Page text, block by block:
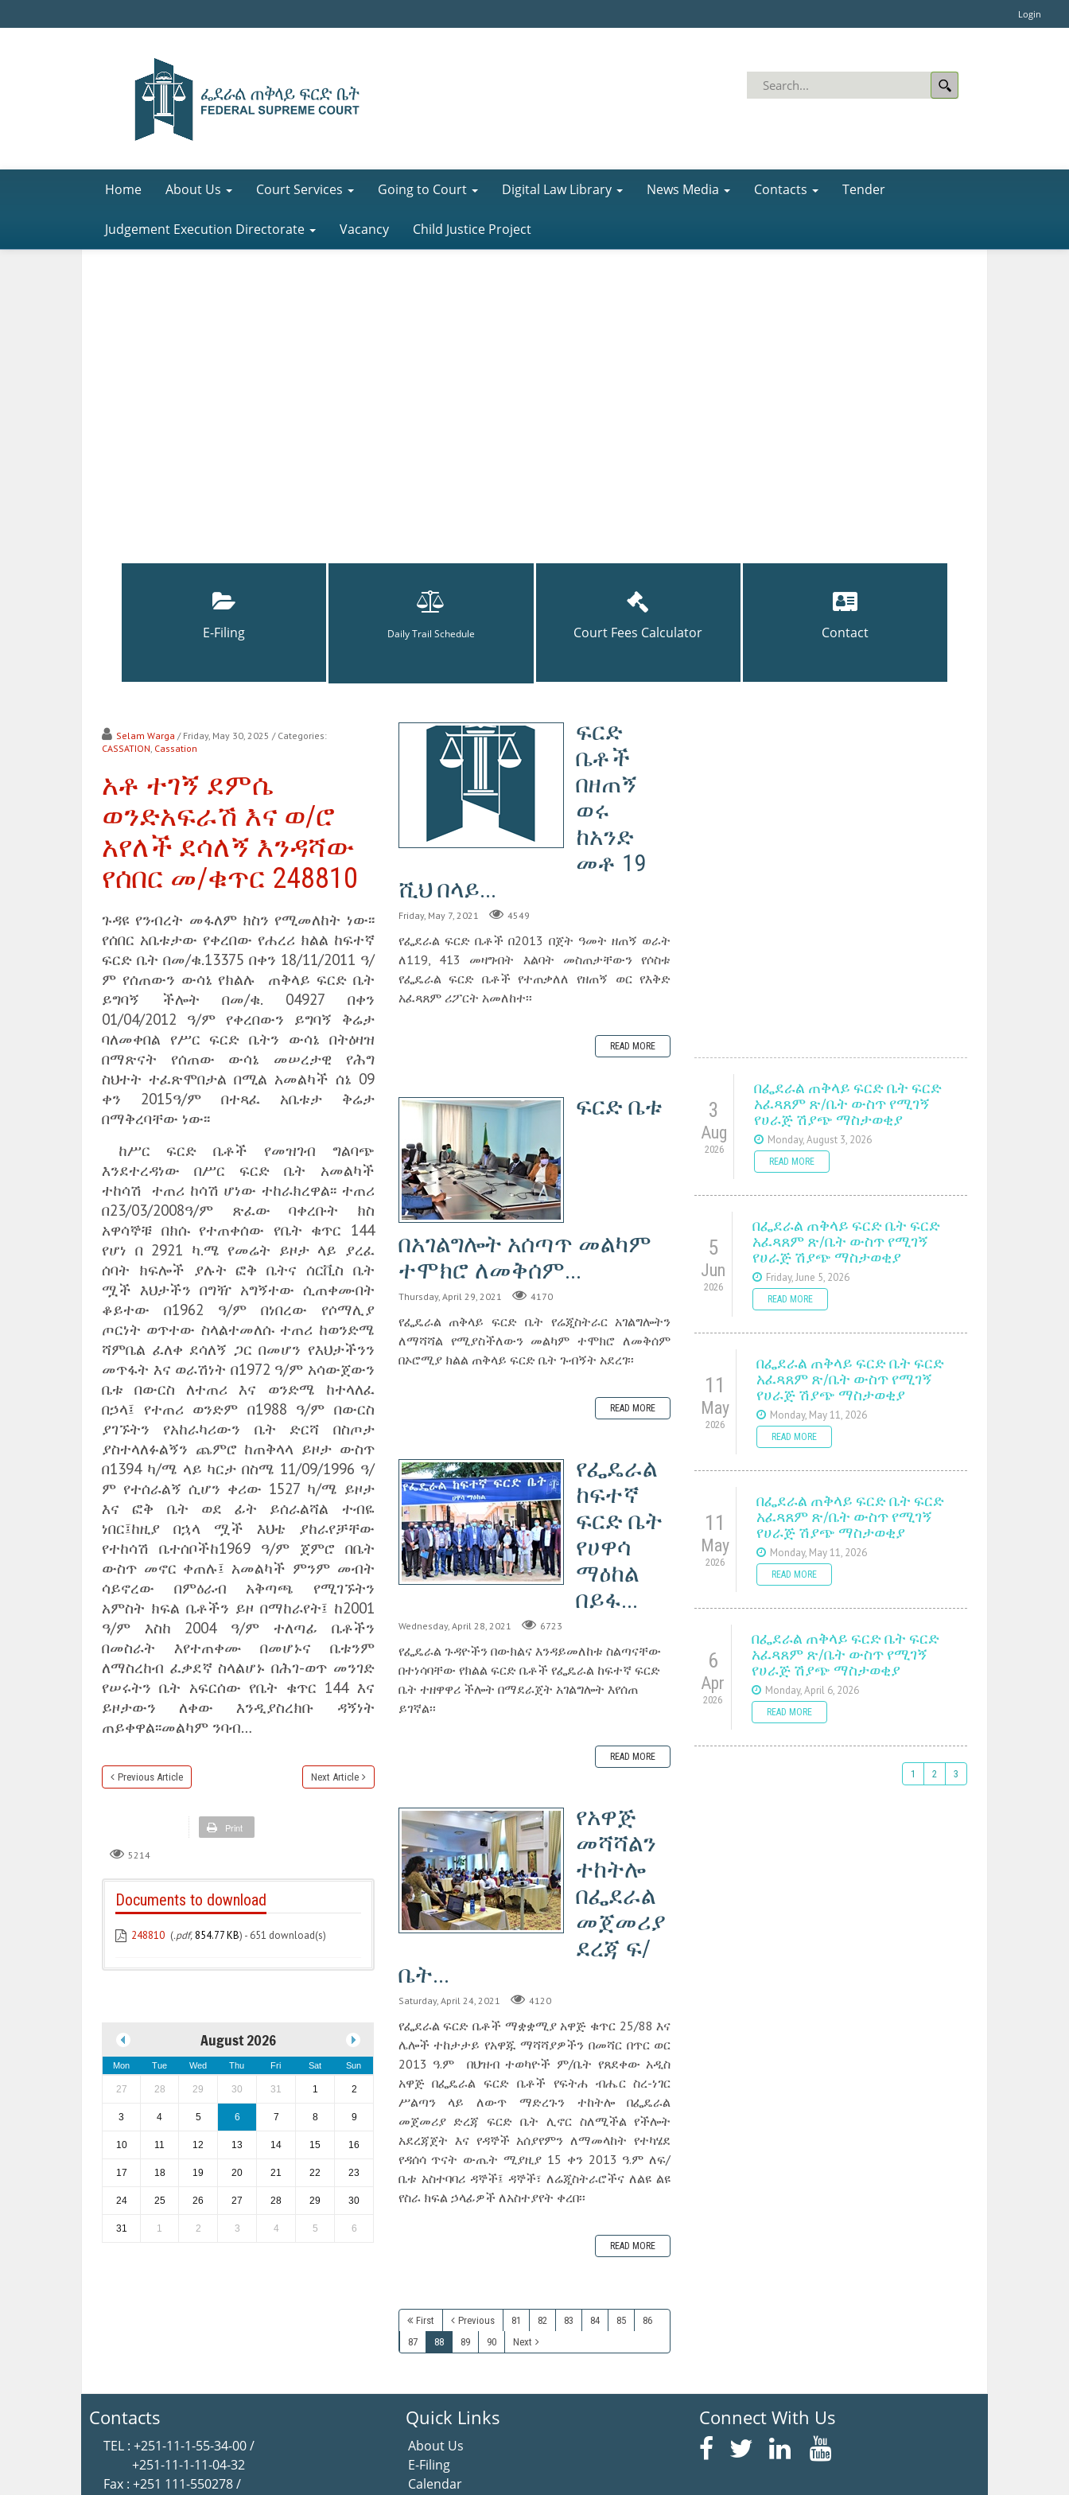
Login
Home About Us Court Services Going to Court Digital Law Library News Media Contacts Tender
Judgement Execution Directorate Vacancy Child Justice Project
E-Filing Daily Trail Schedule Court Fees Calculator Contact
Selam Warga / Friday, May 30, 2025 / Categories:
CASSATION, Cassation
አቶ ተገኝ ደምሴ
ወንድአፍራሽ እና ወ/ሮ
አየለች ደሳለኝ እንዳሻው
የሰበር መ/ቁጥር 248810
ጉዳዩ የንብረት መፋለም ክስን የሚመለከት ነው፡፡
የሰበር አቤቱታው የቀረበው የሐረሪ ክልል ከፍተኛ
ፍርድ ቤት በመ/ቁ.13375 በቀን 18/11/2011 ዓ/
ም የሰጠውን ውሳኔ የክልሉ ጠቅላይ ፍርድ ቤት
ይግባኝ ችሎት በመ/ቁ. 04927 በቀን
01/04/2012 ዓ/ም የቀረበውን ይግባኝ ቅሬታ
ባለመቀበል የሥር ፍርድ ቤትን ውሳኔ በትዕዛዝ
በማጽናት የሰጠው ውሳኔ መሠረታዊ የሕግ
ስህተት ተፈጽሞበታል በሚል አመልካች ሰኔ 09
ቀን 2015ዓ/ም በተጻፈ አቤቱታ ቅሬታ
በማቅረባቸው ነው፡፡
ከሥር ፍርድ ቤቶች የመዝገብ ግልባጭ
እንደተረዳነው በሥር ፍርድ ቤት አመልካች
ተከሳሽ ተጠሪ ከሳሽ ሆነው ተከራክረዋል፡፡ ተጠሪ
በ23/03/2008ዓ/ም ጽፈው ባቀረቡት ክስ
አዋሳኞቹ በክሱ የተጠቀሰው የቤት ቁጥር 144
የሆነ በ 2921 ካ.ሜ የመሬት ይዞታ ላይ ያረፈ
ሰባት ክፍሎች ያሉት ፎቅ ቤትና ሰርቪስ ቤት
ሟች እህታችን በግዥ አግኝተው ሲጠቀሙበት
ቆይተው በ1962 ዓ/ም በነበረው የሶማሊያ
ጦርነት ወጥተው ስላልተመለሱ ተጠሪ ከወንድሜ
ሻምቤል ፈለቀ ደሳለኝ ጋር በመሆን የእህታችንን
መጥፋት እና ወራሽነት በ1972 ዓ/ም አሳውጀውን
ቤቱ በውርስ ለተጠሪ እና ወንድሜ ከተላለፈ
በኃላ፤ የተጠሪ ወንድም በ1988 ዓ/ም በውርስ
ያገኙትን የአከራካሪውን ቤት ድርሻ በስጦታ
ያስተላለፉልኝን ጨምሮ ከጠቅላላ ይዞታ ውስጥ
በ1394 ካ/ሜ ላይ ካርታ በስሜ 11/09/1996 ዓ/
ም የተሰራልኝ ሲሆን ቀሪው 1527 ካ/ሜ ይዞታ
እና ፎቅ ቤት ወደ ፊት ይሰራልሻል ተብዬ
ነበር፤ከዚያ በኋላ ሟች እህቴ ያከራየቻቸው
የተከሳሽ ቤተሰቦችከ1969 ዓ/ም ጀምሮ በቤት
ውስጥ መኖር ቀጠሉ፤ አመልካች ምንም መብት
ሳይኖረው በምዕራብ አቅጣጫ የሚገኙትን
አምስት ክፍል ቤቶችን ይዞ በማከራየት፤ ከ2001
ዓ/ም እስከ 2004 ዓ/ም ተለጣፊ ቤቶችን
በመስራት እየተጠቀሙ በመሆኑና ቤቱንም
ለማስረከብ ፈቃደኛ ስላልሆኑ በሕገ-ወጥ መንገድ
የሠሩትን ቤት አፍርሰው የቤት ቁጥር 144 እና
ይዞታውን ለቀው እንዲያስረክቡ ዳኝነት
ጠይቀዋል፡፡መልካም ንባብ…
Previous Article Next Article
Print
5214
Documents to download
248810 (.pdf, 854.77 KB) - 651 download(s)
August 2026
Mon Tue Wed Thu Fri Sat Sun
27 28 29 30 31 1 2
3 4 5 6 7 8 9
10 11 12 13 14 15 16
17 18 19 20 21 22 23
24 25 26 27 28 29 30
31 1 2 3 4 5 6
ፍርድ
ቤቶች
በዘጠኝ
ወሩ
ከአንድ
መቶ 19
ሺህ በላይ...
Friday, May 7, 2021 4549
የፌደራል ፍርድ ቤቶች በ2013 በጀት ዓመት ዘጠኝ ወራት
ለ119, 413 መዛግብት እልባት መስጠታቸውን የሶስቱ
የፌዴራል ፍርድ ቤቶች የተጠቃለለ የዘጠኝ ወር የእቅድ
አፈጻጸም ሪፖርት አመለከተ፡፡
READ MORE
ፍርድ ቤቱ
በአገልግሎት አሰጣጥ መልካም
ተሞክሮ ለመቅሰም...
Thursday, April 29, 2021 4170
የፌዴራል ጠቅላይ ፍርድ ቤት የሬጂስትራር አገልግሎትን
ለማሻሻል የሚያስችለውን መልካም ተሞክሮ ለመቅሰም
በኦሮሚያ ክልል ጠቅላይ ፍርድ ቤት ጉብኝት አደረገ፡፡
READ MORE
የፌዴራል
ከፍተኛ
ፍርድ ቤት
የሀዋሳ
ማዕከል
በይፋ...
Wednesday, April 28, 2021 6723
የፌዴራል ጉዳዮችን በውክልና እንዳይመለከቱ ስልጣናቸው
በተነሳባቸው የክልል ፍርድ ቤቶች የፌዴራል ከፍተኛ ፍርድ
ቤት ተዘዋዋሪ ችሎት በማደራጀት አገልግሎት እየሰጠ
ይገኛል፡፡
READ MORE
የአዋጅ
መሻሻልን
ተከትሎ
በፌደራል
መጀመሪያ
ደረጃ ፍ/
ቤት...
Saturday, April 24, 2021 4120
የፌደራል ፍርድ ቤቶች ማቋቋሚያ አዋጅ ቁጥር 25/88 እና
ሌሎች ተከታታይ የአዋጁ ማሻሻያዎችን በመሻር በጥር ወር
2013 ዓ.ም በህዝብ ተወካዮች ም/ቤት የጸደቀው አዲስ
አዋጅ በፌዴራል ፍርድ ቤቶች የፍትሐ ብሔር ስረ-ነገር
ሥልጣን ላይ ለውጥ ማድረጉን ተከትሎ በፌዴራል
መጀመሪያ ድረጃ ፍርድ ቤት ሊኖር ስለሚችል የችሎት
አደረጃጀት እና የዳኞች አሰያየምን ለማመላከት የተካሄደ
የዳሰሳ ጥናት ውጤት ሚያዚያ 15 ቀን 2013 ዓ.ም ለፍ/
ቤቱ አስተባባሪ ዳኞች፤ ዳኞች፣ ለሬጂስትራሮችና ለልዩ ልዩ
የስራ ክፍል ኃላፊዎች ለአስተያየት ቀረበ፡፡
READ MORE
First Previous 81 82 83 84 85
86
87
88 89 90 Next
3
Aug
2026
በፌደራል ጠቅላይ ፍርድ ቤት ፍርድ
አፈጻጸም ጽ/ቤት ውስጥ የሚገኝ
የሀራጅ ሽያጭ ማስታወቂያ
Monday, August 3, 2026
READ MORE
5
Jun
2026
በፌደራል ጠቅላይ ፍርድ ቤት ፍርድ
አፈጻጸም ጽ/ቤት ውስጥ የሚገኝ
የሀራጅ ሽያጭ ማስታወቂያ
Friday, June 5, 2026
READ MORE
11
May
2026
በፌደራል ጠቅላይ ፍርድ ቤት ፍርድ
አፈጻጸም ጽ/ቤት ውስጥ የሚገኝ
የሀራጅ ሽያጭ ማስታወቂያ
Monday, May 11, 2026
READ MORE
11
May
2026
በፌደራል ጠቅላይ ፍርድ ቤት ፍርድ
አፈጻጸም ጽ/ቤት ውስጥ የሚገኝ
የሀራጅ ሽያጭ ማስታወቂያ
Monday, May 11, 2026
READ MORE
6
Apr
2026
በፌደራል ጠቅላይ ፍርድ ቤት ፍርድ
አፈጻጸም ጽ/ቤት ውስጥ የሚገኝ
የሀራጅ ሽያጭ ማስታወቂያ
Monday, April 6, 2026
READ MORE
1 2 3
Contacts
TEL : +251-11-1-55-34-00 /
+251-11-1-11-04-32
Fax : +251 111-550278 /
Quick Links
About Us
E-Filing
Calendar
Connect With Us